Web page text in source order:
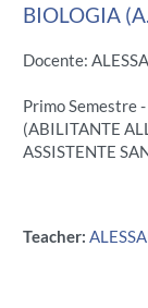
BIOLOGIA
Docente:
Primo Semestre
(ABILITANTE
ASSISTENTE
Teacher: